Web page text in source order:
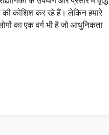
कोशिश कर रहे हैं। लेकिन हमारे
का एक वर्ग भी है जो आधुनिकता